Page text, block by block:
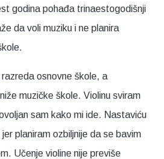
godina pohađa trinaestogodišnji
da voli muziku i ne planira
razreda osnovne škole, a
muzičke škole. Violinu sviram
sam kako mi ide. Nastaviću
planiram ozbiljnije da se bavim
Učenje violine nije previše